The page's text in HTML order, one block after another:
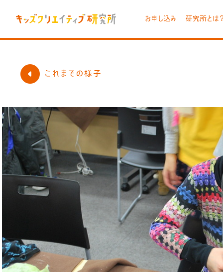
お申し込み 研究所とは
これまでの様子